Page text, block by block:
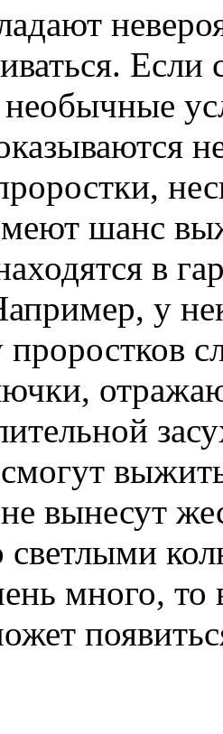
Если
шанс
в
у
проростков
вынесут
светлыми
много, то